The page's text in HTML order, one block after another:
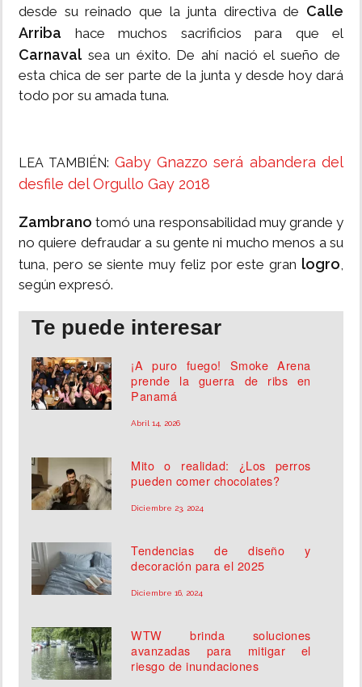
desde su reinado que la junta directiva de Calle
Arriba hace muchos sacrificios para que el
Carnavalsea un éxito. De ahí nació el sueño de
esta chica de ser parte de la junta y desde hoy dará
todo por su amada tuna.
LEA TAMBIÉN: Gaby Gnazzo será abandera del
desfile del Orgullo Gay 2018
Zambrano tomó una responsabilidad muy grande y
no quiere defraudar a su gente ni mucho menos a su
tuna, pero se siente muy feliz por este gran logro,
según expresó.
Te puede interesar
¡A puro fuego! Smoke Arena
prende la guerra de ribs en
Panamá
Abril 14, 2026
Mito o realidad: ¿Los perros
pueden comer chocolates?
Diciembre 23, 2024
Tendencias de diseño y
decoración para el 2025
Diciembre 16, 2024
WTW brinda soluciones
avanzadas para mitigar el
riesgo de inundaciones